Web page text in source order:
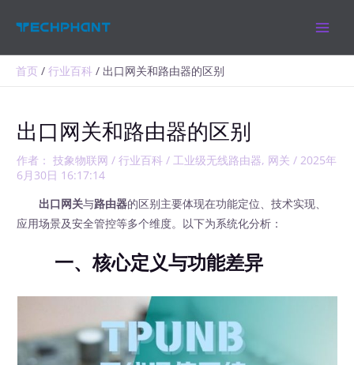
首页 行业百科 出口网关和路由器的区别
出口网关和路由器的区别
作者： 技象物联网/行业百科 /工业级无线路由器, 网关 /2025年
6月30日 16:17:14
出口网关与路由器的区别主要体现在功能定位、技术实现、
应用场景及安全管控等多个维度。以下为系统化分析：
一、核心定义与功能差异